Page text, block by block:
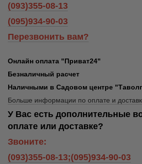
(093)355-08-13
(095)934-90-03
Перезвонить вам?
Онлайн оплата "Приват24"
Безналичный расчет
Наличными в Садовом центре
Больше информации по оплате и
У Вас есть дополнительные
оплате или доставке?
Звоните:
(093)355-08-13;(095)934-90-03